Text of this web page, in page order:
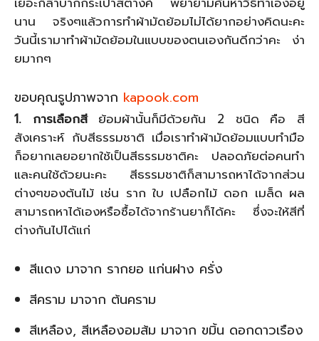
นาน จริงๆแล้วการทำผ้ามัดย้อมไม่ได้ยากอย่างคิดนะคะ
วันนี้เรามาทำผ้ามัดย้อมในแบบของตนเองกันดีกว่าคะ ง่า
ยมากๆ
ขอบคุณรูปภาพจาก kapook.com
1. การเลือกสีย้อมผ้านั้นก็มีด้วยกัน 2 ชนิด คือ สี
สังเคราะห์ กับสีธรรมชาติ เมื่อเราทำผ้ามัดย้อมแบบทำมือ
ก็อยากเลยอยากใช้เป็นสีธรรมชาติคะ ปลอดภัยต่อคนทำ
และคนใช้ด้วยนะคะ สีธรรมชาติก็สามารถหาได้จากส่วน
ต่างๆของต้นไม้ เช่น ราก ใบ เปลือกไม้ ดอก เมล็ด ผล
สามารถหาได้เองหรือซื้อได้จากร้านยาก็ได้คะ ซึ่งจะให้สีที่
ต่างกันไปได้แก่
สีแดง มาจาก รากยอ แก่นฝาง ครั่ง
สีคราม มาจาก ต้นคราม
สีเหลือง, สีเหลืองอมส้ม มาจาก ขมิ้น ดอกดาวเรือง